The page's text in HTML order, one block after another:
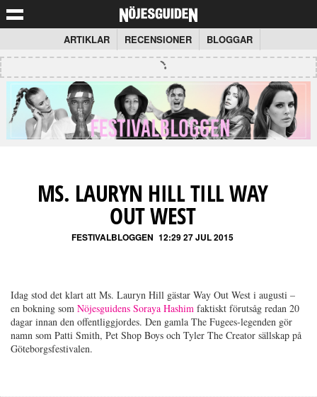
ARTIKLAR RECENSIONER BLOGGAR
MS. LAURYN HILL TILL WAY
OUT WEST
FESTIVALBLOGGEN 12:29 27 JUL 2015
Idag stod det klart att Ms. Lauryn Hill gästar Way Out West i augusti –
en bokning som Nöjesguidens Soraya Hashim faktiskt förutsåg redan 20
dagar innan den offentliggjordes. Den gamla The Fugees-legenden gör
namn som Patti Smith, Pet Shop Boys och Tyler The Creator sällskap på
Göteborgsfestivalen.